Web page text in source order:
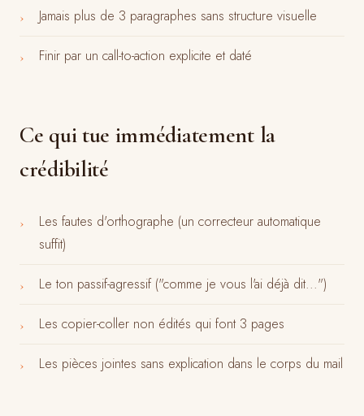
› Jamais plus de 3 paragraphes sans structure visuelle
› Finir par un call-to-action explicite et daté
Ce qui tue immédiatement la
crédibilité
›
Les fautes d'orthographe (un correcteur automatique
suffit)
› Le ton passif-agressif ("comme je vous l'ai déjà dit...")
› Les copier-coller non édités qui font 3 pages
› Les pièces jointes sans explication dans le corps du mail